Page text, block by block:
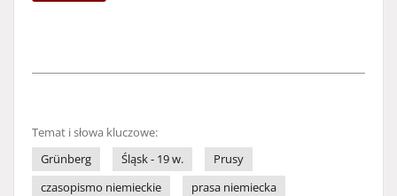
Temat i słowa kluczowe:
Grünberg
Śląsk - 19 w.
Prusy
czasopismo niemieckie
prasa niemiecka